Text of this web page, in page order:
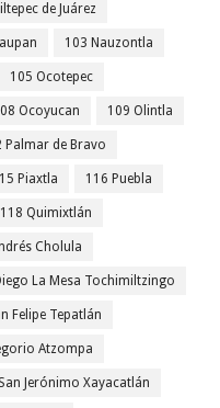
de Juárez
103 Nauzontla
105 Ocotepec
Ocoyucan 109 Olintla
Palmar de Bravo
Piaxtla 116 Puebla
118 Quimixtlán
Cholula
La Mesa Tochimiltzingo
Felipe Tepatlán
Atzompa
Jerónimo Xayacatlán